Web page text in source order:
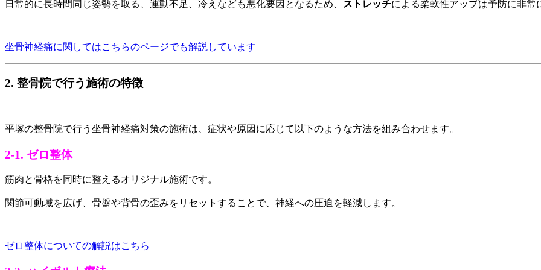
日常的に長時間同じ姿勢を取る、運動不足、冷えなども悪化要因となるため、 ストレッチによる柔軟性アップは予防に非常
坐骨神経痛に関してはこちらのページでも解説しています
2. 整骨院で行う施術の特徴
平塚の整骨院で行う坐骨神経痛対策の施術は、症状や原因に応じて以下のような方法を組み合わせます。
2-1. ゼロ整体
筋肉と骨格を同時に整えるオリジナル施術です。
関節可動域を広げ、骨盤や背骨の歪みをリセットすることで、神経への圧迫を軽減します。
ゼロ整体についての解説はこちら